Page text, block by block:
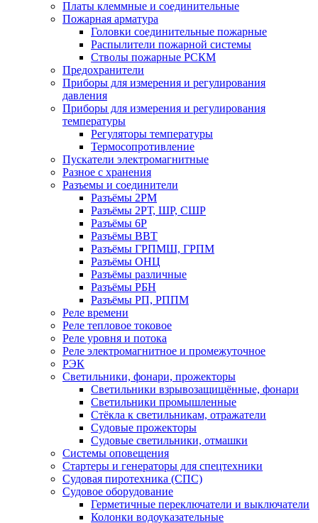
Платы клеммные и соединительные
Пожарная арматура
Головки соединительные пожарные
Распылители пожарной системы
Стволы пожарные РСКМ
Предохранители
Приборы для измерения и регулирования
давления
Приборы для измерения и регулирования
температуры
Регуляторы температуры
Термосопротивление
Пускатели электромагнитные
Разное с хранения
Разъемы и соединители
Разъёмы 2РМ
Разъёмы 2РТ, ШР, СШР
Разъёмы 6Р
Разъёмы ВВТ
Разъёмы ГРПМШ, ГРПМ
Разъёмы ОНЦ
Разъёмы различные
Разъёмы РБН
Разъёмы РП, РППМ
Реле времени
Реле тепловое токовое
Реле уровня и потока
Реле электромагнитное и промежуточное
РЭК
Светильники, фонари, прожекторы
Светильники взрывозащищённые, фонари
Светильники промышленные
Стёкла к светильникам, отражатели
Судовые прожекторы
Судовые светильники, отмашки
Системы оповещения
Стартеры и генераторы для спецтехники
Судовая пиротехника (СПС)
Судовое оборудование
Герметичные переключатели и выключатели
Колонки водоуказательные